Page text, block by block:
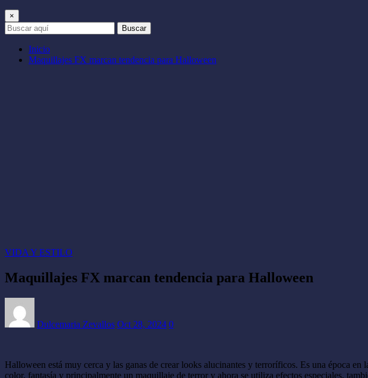
×
Buscar
Inicio
Maquillajes FX marcan tendencia para Halloween
VIDA Y ESTILO
Maquillajes FX marcan tendencia para Halloween
Dulcemaria Zevallos Oct 28, 2024 0
Halloween está muy cerca y las ganas de crear looks alucinantes y terroríficos. Es una época
color, fantasía y principalmente un maquillaje de terror y ahora se utiliza efectos especiales,